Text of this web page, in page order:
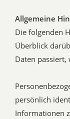
Allgemeine
Die folgenden
Überblick
Daten passiert,
persönlich
Informationen